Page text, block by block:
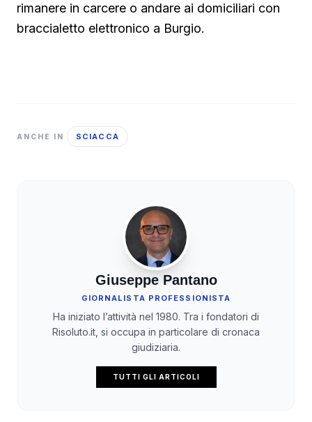
rimanere in carcere o andare ai domiciliari con
braccialetto elettronico a Burgio.
ANCHE IN SCIACCA
Giuseppe Pantano
GIORNALISTA PROFESSIONISTA
Ha iniziato l’attività nel 1980. Tra i fondatori di
Risoluto.it, si occupa in particolare di cronaca
giudiziaria.
TUTTI GLI ARTICOLI